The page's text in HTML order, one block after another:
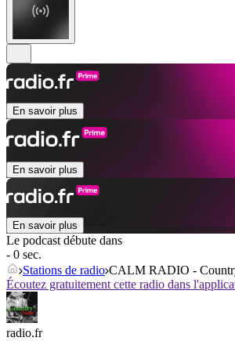
En savoir plus
En savoir plus
En savoir plus
Le podcast débute dans
- 0 sec.
Stations de radio CALM RADIO -
Écoutez gratuitement cette radio dans
radio.fr